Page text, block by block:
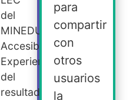
del
MINEDUC
Accesibilidad
Experiencia
del
resultado
para
compartir
con
otros
usuarios
la